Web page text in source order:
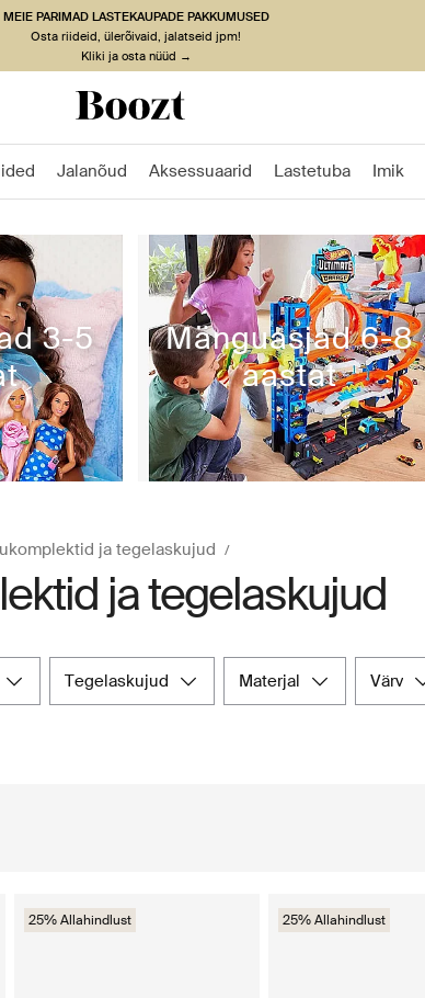
MEIE PARIMAD LASTEKAUPADE PAKKUMUSED
Osta riideid, ülerõivaid, jalatseid jpm!
Kliki ja osta nüüd →
Jalanõud Aksessuaarid Lastetuba Imik
3-5
Mänguasjad 6-8
aastat
ja tegelaskujud
ja tegelaskujud
tegelaskujud materjal värv
25% Allahindlust 25% Allahindlust